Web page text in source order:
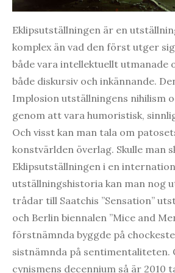
Eklipsutställningen är en
komplex än vad den först utger
både vara intellektuellt utmanade
både diskursiv och inkännande.
Implosion utställningens nihilism
genom att vara humoristisk,
Och visst kan man tala om
konstvärlden överlag. Skulle man
Eklipsutställningen i en
utställningshistoria kan man nog
trådar till Saatchis ”Sensation”
och Berlin biennalen ”Mice and
förstnämnda byggde på
sistnämnda på sentimentaliteten.
cynismens decennium så är 2010